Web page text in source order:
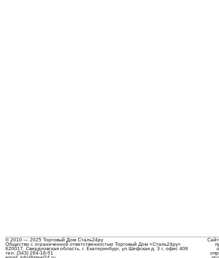
© 2010 — 2025 Торговый Дом Сталь24ру
Общество с ограниченной ответственностью Торговый Дом «Сталь24ру»
620017, Свердловская область, г. Екатеринбург, ул.Шефская д. 3 г, офис 406
тел: (343) 264-18-51